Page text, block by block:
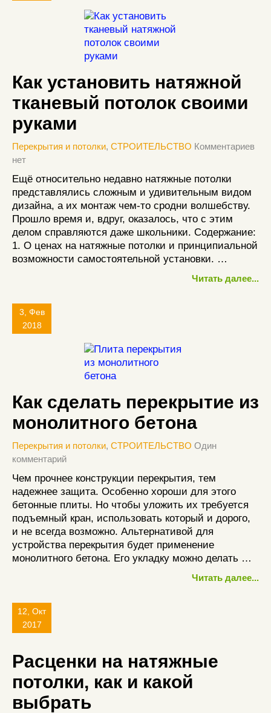
Как установить натяжной
тканевый потолок своими
руками
Перекрытия и потолки, СТРОИТЕЛЬСТВО Комментариев
нет
Ещё относительно недавно натяжные потолки
представлялись сложным и удивительным видом
дизайна, а их монтаж чем-то сродни волшебству.
Прошло время и, вдруг, оказалось, что с этим
делом справляются даже школьники. Содержание:
1. О ценах на натяжные потолки и принципиальной
возможности самостоятельной установки. …
Читать далее...
3, Фев
2018
Как сделать перекрытие из
монолитного бетона
Перекрытия и потолки, СТРОИТЕЛЬСТВО Один
комментарий
Чем прочнее конструкции перекрытия, тем
надежнее защита. Особенно хороши для этого
бетонные плиты. Но чтобы уложить их требуется
подъемный кран, использовать который и дорого,
и не всегда возможно. Альтернативой для
устройства перекрытия будет применение
монолитного бетона. Его укладку можно делать …
Читать далее...
12, Окт
2017
Расценки на натяжные
потолки, как и какой
выбрать